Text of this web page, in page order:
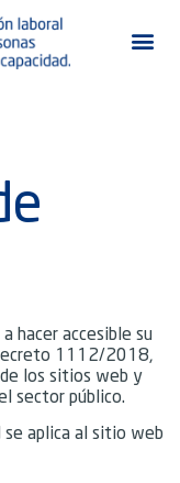
hacer accesible su
1112/2018,
los sitios web y
sector público.
se aplica al sitio web